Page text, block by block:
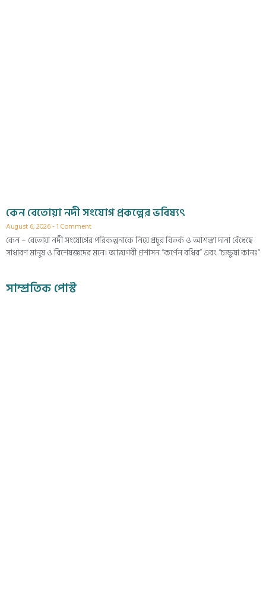
কেন বেতোয়া নদী সংযোগ প্রকল্পের ভবিষ্যৎ
August 6, 2026 1 Comment
কেন – বেতোয়া নদী সংযোগের পরিকল্পনাকে নিয়ে প্রচুর বিতর্ক ও আশঙ্কা দানা বেঁধেছে
সাধারণ মানুষ ও বিশেষজ্ঞদের মনে। আত্মগর্বী প্রশাসন “কর্ণেন বধির” এবং “চক্ষুষা কানঃ”
সাম্প্রতিক পোস্ট